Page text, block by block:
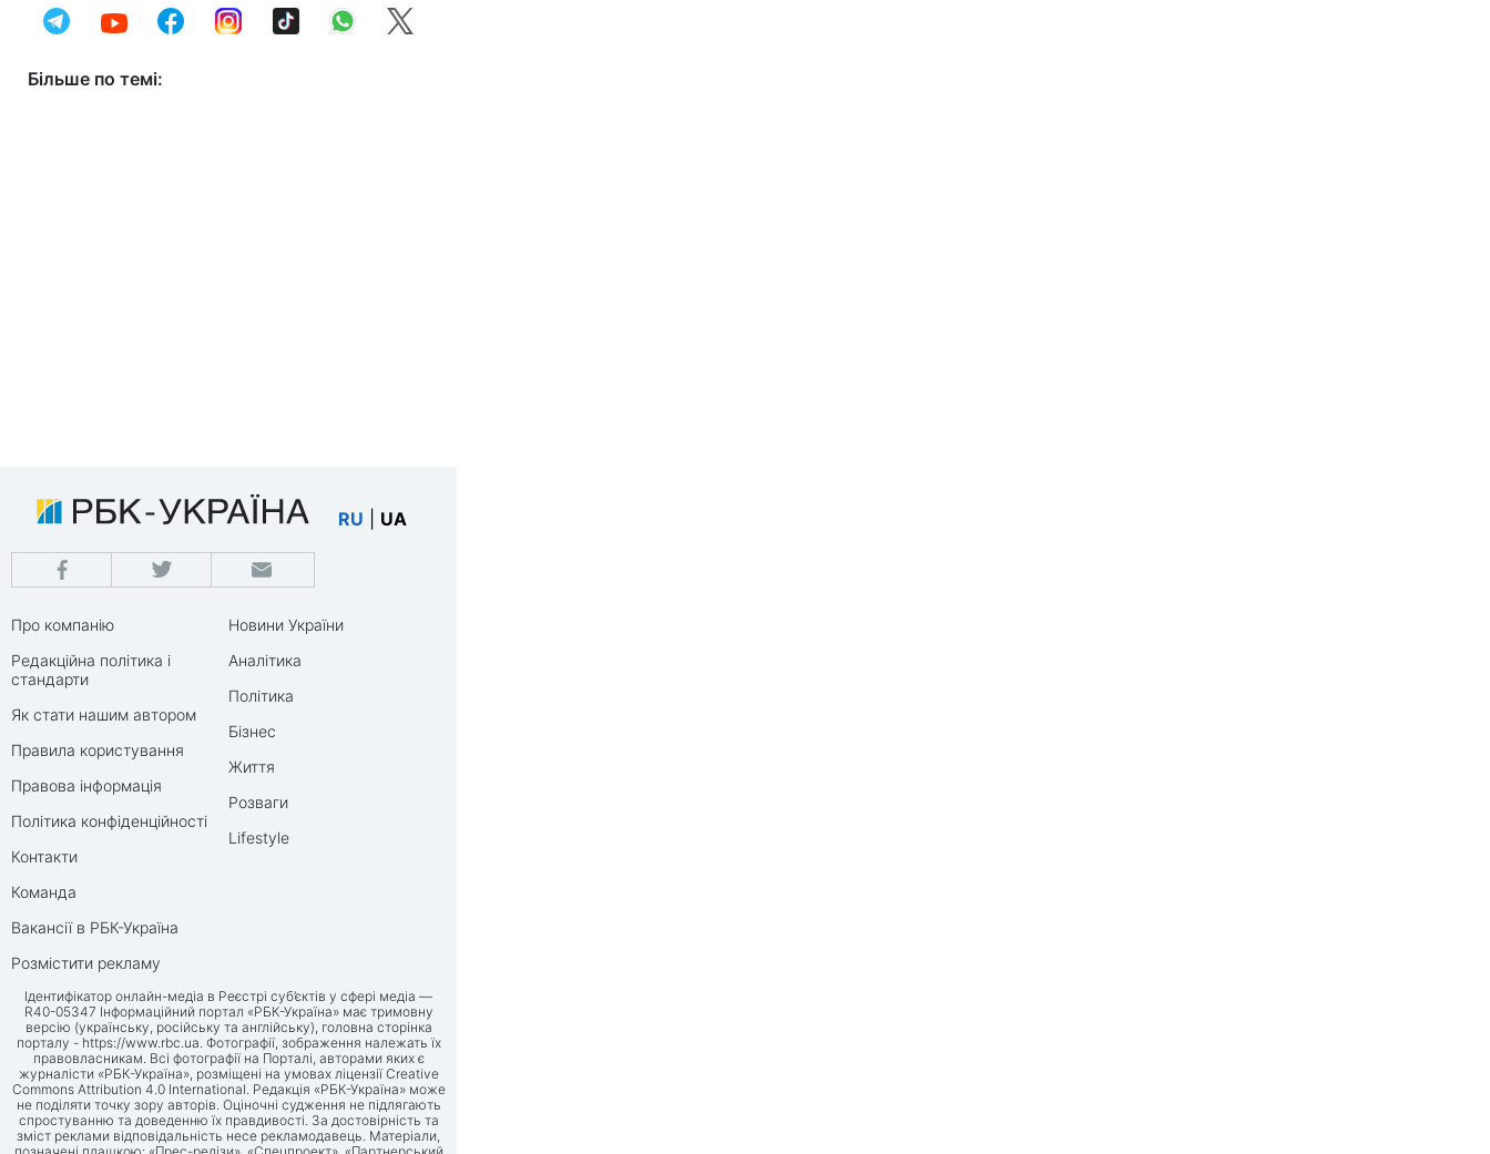
Більше по темі:
RU UA
Про компанію
Редакційна політика і
стандарти
Як стати нашим автором
Правила користування
Правова інформація
Політика конфіденційності
Контакти
Команда
Вакансії в РБК-Україна
Розмістити рекламу
Новини України
Аналітика
Політика
Бізнес
Життя
Розваги
Lifestyle
Ідентифікатор онлайн-медіа в Реєстрі суб’єктів у сфері медіа —
R40-05347 Інформаційний портал «РБК-Україна» має тримовну
версію (українську, російську та англійську), головна сторінка
порталу - https://www.rbc.ua. Фотографії, зображення належать їх
правовласникам. Всі фотографії на Порталі, авторами яких є
журналісти «РБК-Україна», розміщені на умовах ліцензії Creative
Commons Attribution 4.0 International. Редакція «РБК-Україна» може
не поділяти точку зору авторів. Оціночні судження не підлягають
спростуванню та доведенню їх правдивості. За достовірність та
зміст реклами відповідальність несе рекламодавець. Матеріали,